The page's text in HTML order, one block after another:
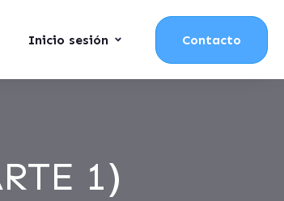
Inicio sesión Contacto
1)